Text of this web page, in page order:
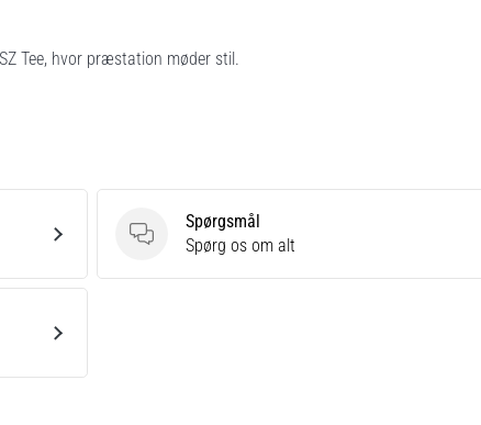
Tee, hvor præstation møder stil.
Spørgsmål
Spørgsmål
Spørg os om alt